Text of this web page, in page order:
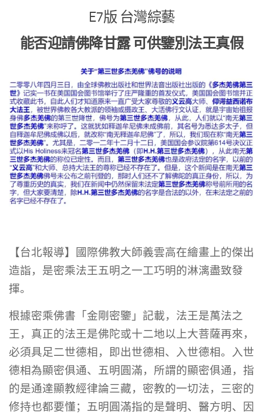
E7版 台灣綜藝
能否迎請佛降甘露 可供鑒別法王真假
【台北報導】國際佛教大師義雲高在繪畫上的傑出
造詣，是密乘法王五明之一工巧明的淋漓盡致發
揮。
根據密乘佛書「金剛密鑒」記載，法王是萬法之
王，真正的法王是佛陀或十二地以上大菩薩再來，
必須具足二世德相，即出世德相、入世德相。入世
德相為顯密俱通、五明圓滿，所謂的顯密俱通，指
的是通達顯教經律論三藏，密教的一切法，三密的
修持也都要懂；五明圓滿指的是聲明、醫方明、因